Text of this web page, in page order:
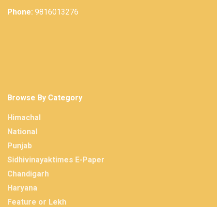
Phone: 9816013276
Browse By Category
Himachal
National
Punjab
Sidhivinayaktimes E-Paper
Chandigarh
Haryana
Feature or Lekh